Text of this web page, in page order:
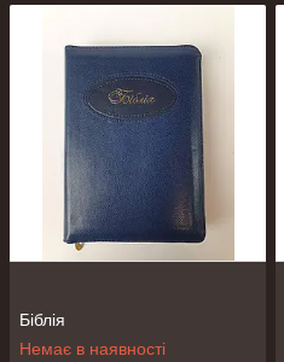
Біблія
Немає в наявності